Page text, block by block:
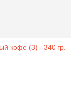
кофе (3) - 340 гр.